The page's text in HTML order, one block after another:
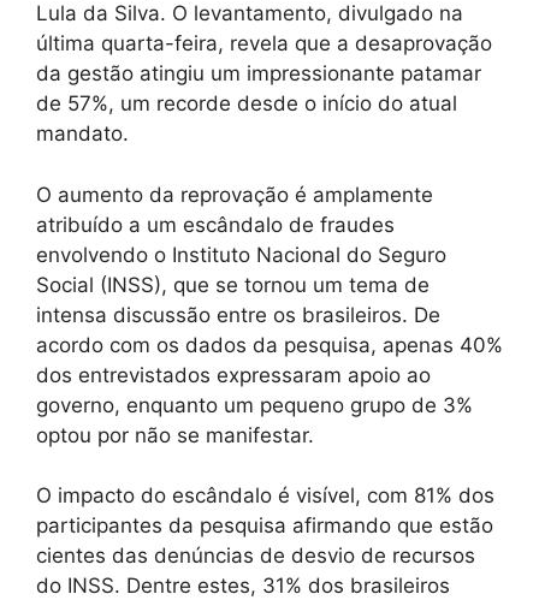
Lula da Silva. O levantamento, divulgado na
última quarta-feira, revela que a desaprovação
da gestão atingiu um impressionante patamar
de 57%, um recorde desde o início do atual
mandato.
O aumento da reprovação é amplamente
atribuído a um escândalo de fraudes
envolvendo o Instituto Nacional do Seguro
Social (INSS), que se tornou um tema de
intensa discussão entre os brasileiros. De
acordo com os dados da pesquisa, apenas 40%
dos entrevistados expressaram apoio ao
governo, enquanto um pequeno grupo de 3%
optou por não se manifestar.
O impacto do escândalo é visível, com 81% dos
participantes da pesquisa afirmando que estão
cientes das denúncias de desvio de recursos
do INSS. Dentre estes, 31% dos brasileiros